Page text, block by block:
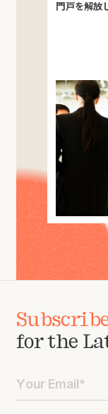
門戸を解放
for the